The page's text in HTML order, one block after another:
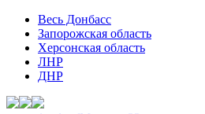
Весь Донбасс
Запорожская область
Херсонская область
ЛНР
ДНР